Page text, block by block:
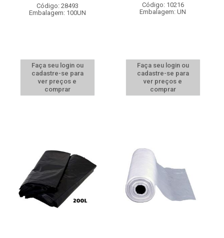
Código: 28493
Embalagem: 100UN
Faça seu login ou
cadastre-se para
ver preços e
comprar
Código: 10216
Embalagem: UN
Faça seu login ou
cadastre-se para
ver preços e
comprar